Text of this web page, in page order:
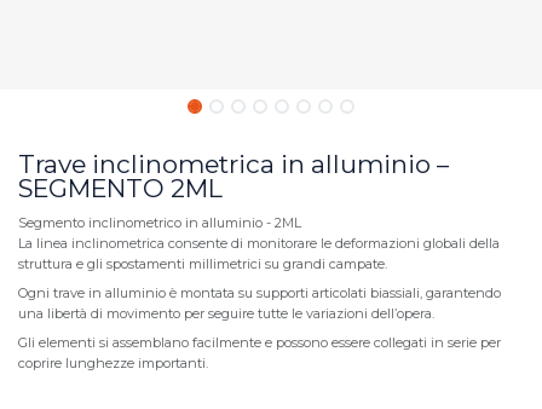
Trave inclinometrica in alluminio –
SEGMENTO 2ML
Segmento inclinometrico in alluminio - 2ML
La linea inclinometrica consente di monitorare le deformazioni globali della
struttura e gli spostamenti millimetrici su grandi campate.
Ogni trave in alluminio è montata su supporti articolati biassiali, garantendo
una libertà di movimento per seguire tutte le variazioni dell’opera.
Gli elementi si assemblano facilmente e possono essere collegati in serie per
coprire lunghezze importanti.